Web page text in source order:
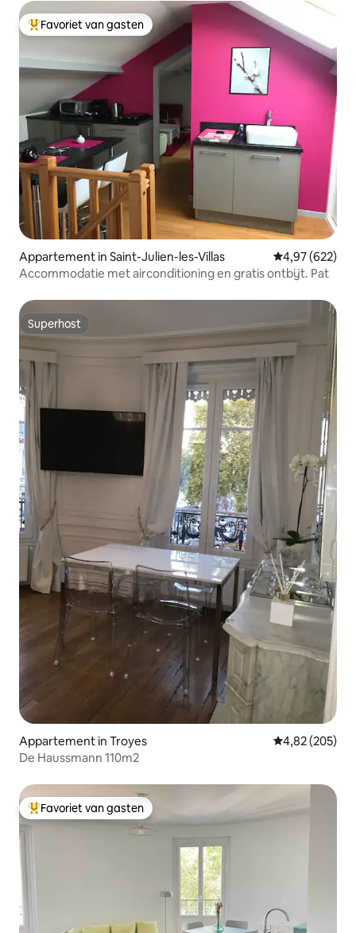
Topfavoriet van gasten
Favoriet van gasten
Appartement in Saint-Julien-les-Villas Gemiddelde
4,97 (622)
Accommodatie met airconditioning en gratis ontbijt. Pat
Superhost
Superhost
Appartement in Troyes Gemiddelde
4,82 (205)
De Haussmann 110m2
Topfavoriet van gasten
Favoriet van gasten